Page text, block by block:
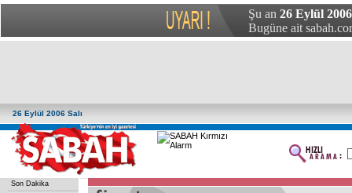
Şu an 26 Eylül 2006
Bugüne ait
26 Eylül 2006 Salı
Son Dakika